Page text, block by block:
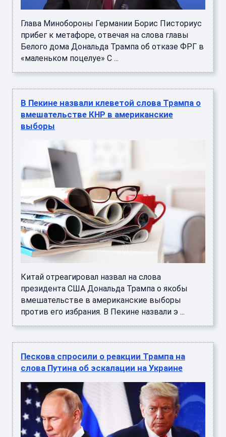
Глава Минобороны Германии Борис Писториус
прибег к метафоре, отвечая на слова главы
Белого дома Дональда Трампа об отказе ФРГ в
«маленьком поцелуе» С ...
В Пекине назвали клеветой слова Трампа о
вмешательстве КНР в американские
выборы
Китай отреагировал назвал на слова
президента США Дональда Трампа о якобы
вмешательстве в американские выборы
против его избрания. В Пекине назвали э ...
Пескова спросили о реакции Трампа на
слова Путина об эскалации на Украине